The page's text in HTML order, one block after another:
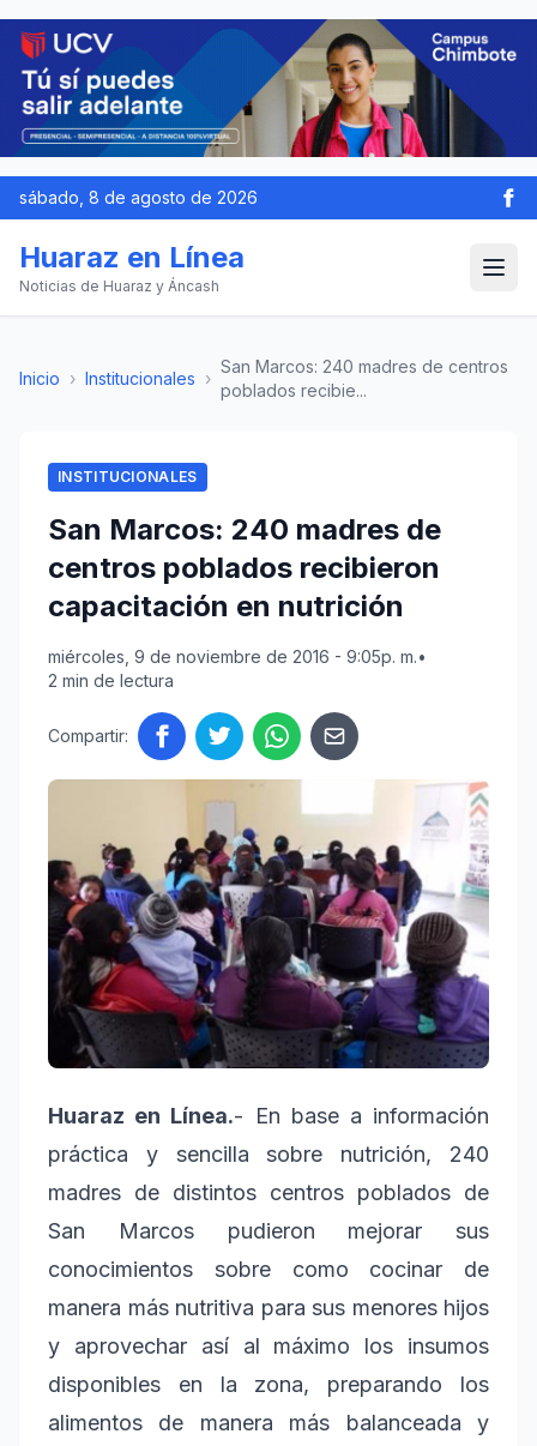
sábado, 8 de agosto de 2026
Huaraz en Línea
Noticias de Huaraz y Áncash
Inicio › Institucionales ›
San Marcos: 240 madres de centros
poblados recibie...
INSTITUCIONALES
San Marcos: 240 madres de
centros poblados recibieron
capacitación en nutrición
miércoles, 9 de noviembre de 2016 - 9:05p. m.•
2 min de lectura
Compartir:
Huaraz en Línea.- En base a información
práctica y sencilla sobre nutrición, 240
madres de distintos centros poblados de
San Marcos pudieron mejorar sus
conocimientos sobre como cocinar de
manera más nutritiva para sus menores hijos
y aprovechar así al máximo los insumos
disponibles en la zona, preparando los
alimentos de manera más balanceada y